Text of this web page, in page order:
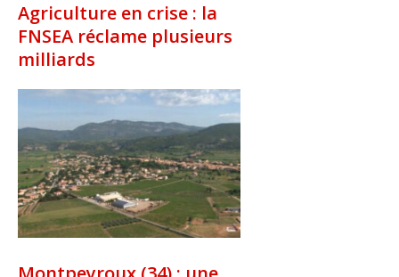
Agriculture en crise : la
FNSEA réclame plusieurs
milliards